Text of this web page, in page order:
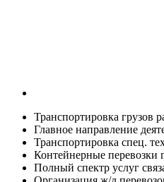
Транспортировка грузов
Главное направление
Транспортировка спец.
Контейнерные
Полный спектр услуг